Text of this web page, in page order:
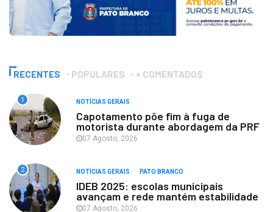
RECENTES POPULARES + COMENTADOS
1 NOTÍCIAS GERAIS
Capotamento põe fim à fuga de
motorista durante abordagem da PRF
07 Agosto, 2026
2 NOTÍCIAS GERAIS PATO BRANCO
IDEB 2025: escolas municipais
avançam e rede mantém estabilidade
07 Agosto, 2026